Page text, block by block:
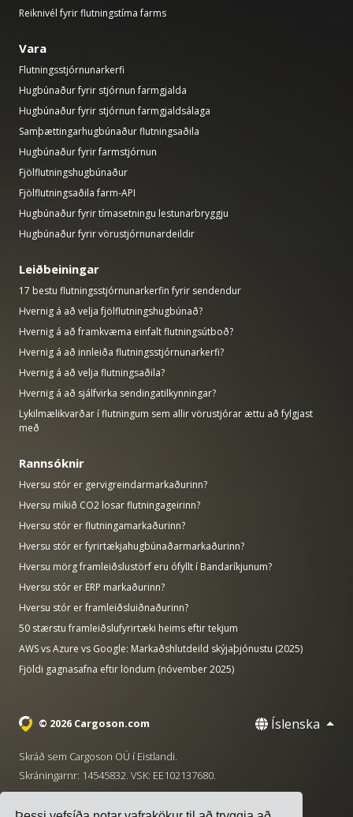
Reiknivél fyrir flutningstíma farms
Vara
Flutningsstjórnunarkerfi
Hugbúnaður fyrir stjórnun farmgjalda
Hugbúnaður fyrir stjórnun farmgjaldsálaga
Samþættingarhugbúnaður flutningsaðila
Hugbúnaður fyrir farmstjórnun
Fjölflutningshugbúnaður
Fjölflutningsaðila farm-API
Hugbúnaður fyrir tímasetningu lestunarbryggju
Hugbúnaður fyrir vörustjórnunardeildir
Leiðbeiningar
17 bestu flutningsstjórnunarkerfin fyrir sendendur
Hvernig á að velja fjölflutningshugbúnað?
Hvernig á að framkvæma einfalt flutningsútboð?
Hvernig á að innleiða flutningsstjórnunarkerfi?
Hvernig á að velja flutningsaðila?
Hvernig á að sjálfvirka sendingatilkynningar?
Lykilmælikvarðar í flutningum sem allir vörustjórar ættu að fylgjast
með
Rannsóknir
Hversu stór er gervigreindarmarkaðurinn?
Hversu mikið CO2 losar flutningageirinn?
Hversu stór er flutningamarkaðurinn?
Hversu stór er fyrirtækjahugbúnaðarmarkaðurinn?
Hversu mörg framleiðslustörf eru ófyllt í Bandaríkjunum?
Hversu stór er ERP markaðurinn?
Hversu stór er framleiðsluiðnaðurinn?
50 stærstu framleiðslufyrirtæki heims eftir tekjum
AWS vs Azure vs Google: Markaðshlutdeild skýjaþjónustu (2025)
Fjöldi gagnasafna eftir löndum (nóvember 2025)
© 2026 Cargoson.com Íslenska
Skráð sem Cargoson OÜ í Eistlandi.
Skráningarnr: 14545832. VSK: EE102137680.